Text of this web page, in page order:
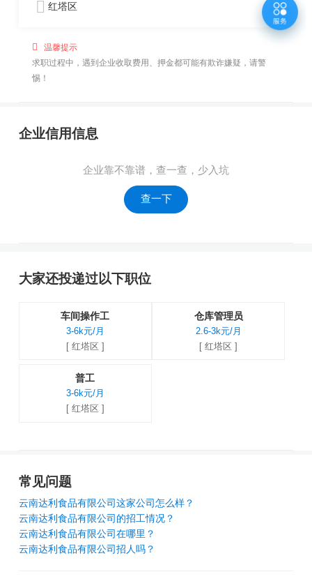
红塔区
温馨提示
求职过程中，遇到企业收取费用、押金都可能有欺诈嫌疑，请警
惕！
企业信用信息
企业靠不靠谱，查一查，少入坑
查一下
大家还投递过以下职位
车间操作工
3-6k元/月
[ 红塔区 ]
仓库管理员
2.6-3k元/月
[ 红塔区 ]
普工
3-6k元/月
[ 红塔区 ]
常见问题
云南达利食品有限公司这家公司怎么样？
云南达利食品有限公司的招工情况？
云南达利食品有限公司在哪里？
云南达利食品有限公司招人吗？